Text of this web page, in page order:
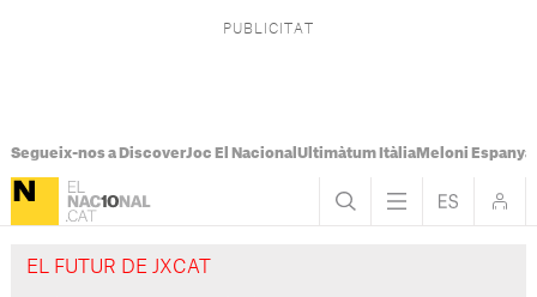
Segueix-nos a DiscoverJoc El Nacional Ultimàtum ItàliaMeloni Espanya
EL FUTUR DE JXCAT